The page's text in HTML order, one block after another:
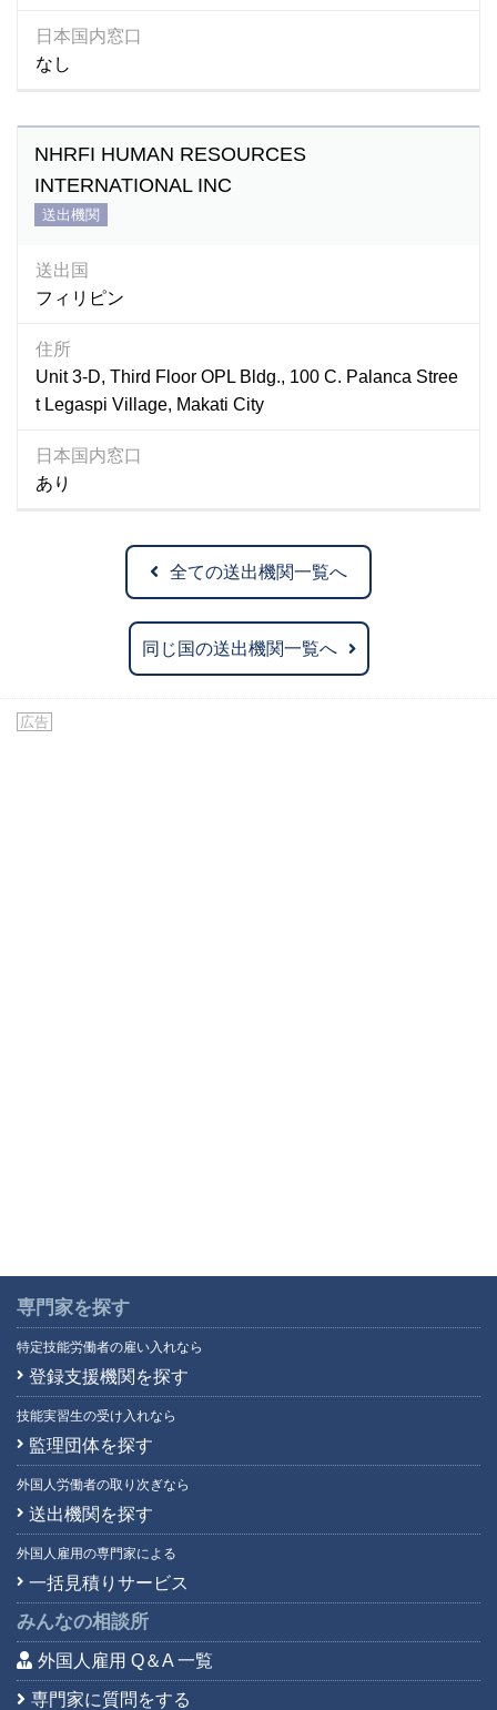
日本国内窓口
なし
NHRFI HUMAN RESOURCES
INTERNATIONAL INC
送出機関
送出国
フィリピン
住所
Unit 3-D, Third Floor OPL Bldg., 100 C. Palanca Stree
t Legaspi Village, Makati City
日本国内窓口
あり
全ての送出機関一覧へ
同じ国の送出機関一覧へ
広告
専門家を探す
特定技能労働者の雇い入れなら
登録支援機関を探す
技能実習生の受け入れなら
監理団体を探す
外国人労働者の取り次ぎなら
送出機関を探す
外国人雇用の専門家による
一括見積りサービス
みんなの相談所
外国人雇用 Q＆A 一覧
専門家に質問をする